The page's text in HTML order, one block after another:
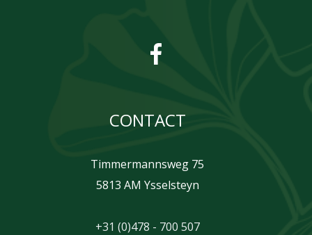
CONTACT
Timmermannsweg 75
5813 AM Ysselsteyn
+31 (0)478 - 700 507